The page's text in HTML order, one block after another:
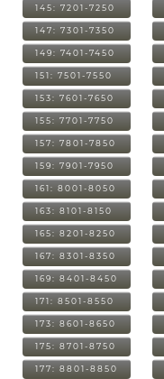
145: 7201-7250
147: 7301-7350
149: 7401-7450
151: 7501-7550
153: 7601-7650
155: 7701-7750
157: 7801-7850
159: 7901-7950
161: 8001-8050
163: 8101-8150
165: 8201-8250
167: 8301-8350
169: 8401-8450
171: 8501-8550
173: 8601-8650
175: 8701-8750
177: 8801-8850